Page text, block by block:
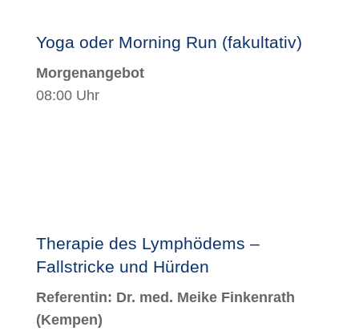
Yoga oder Morning Run (fakultativ)
Morgenangebot
08:00 Uhr
Therapie des Lymphödems –
Fallstricke und Hürden
Referentin: Dr. med. Meike Finkenrath
(Kempen)